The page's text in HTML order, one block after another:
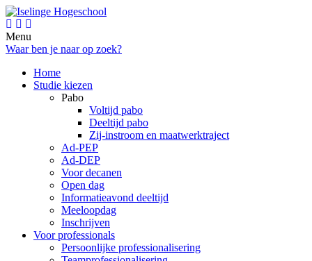
Menu
Waar ben je naar op zoek?
Home
Studie kiezen
Pabo
Voltijd pabo
Deeltijd pabo
Zij-instroom en maatwerktraject
Ad-PEP
Ad-DEP
Voor decanen
Open dag
Informatieavond deeltijd
Meeloopdag
Inschrijven
Voor professionals
Persoonlijke professionalisering